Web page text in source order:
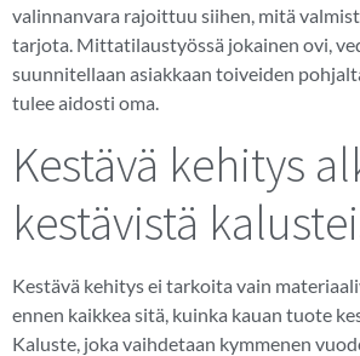
valinnanvara rajoittuu siihen, mitä
tarjota. Mittatilaustyössä jokainen ovi,
suunnitellaan asiakkaan toiveiden
tulee aidosti oma.
Kestävä kehitys
kestävistä
Kestävä kehitys ei tarkoita vain
ennen kaikkea sitä, kuinka kauan tuote
Kaluste, joka vaihdetaan kymmenen